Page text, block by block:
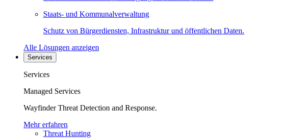
Staats- und Kommunalverwaltung
Schutz von Bürgerdiensten, Infrastruktur und öffentlichen Daten.
Alle Lösungen anzeigen
Services
Services
Managed Services
Wayfinder Threat Detection and Response.
Mehr erfahren
Threat Hunting